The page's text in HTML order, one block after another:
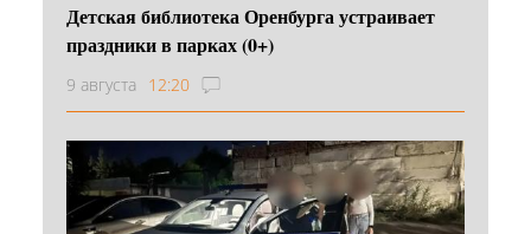
Детская библиотека Оренбурга устраивает
праздники в парках (0+)
9 августа 12:20